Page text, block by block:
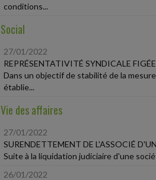
conditions...
Social
27/01/2022
REPRÉSENTATIVITÉ SYNDICALE
Dans un objectif de stabilité de la
établie...
Vie des affaires
27/01/2022
SURENDETTEMENT DE L'ASSOCIÉ
Suite à la liquidation judiciaire d'une
26/01/2022